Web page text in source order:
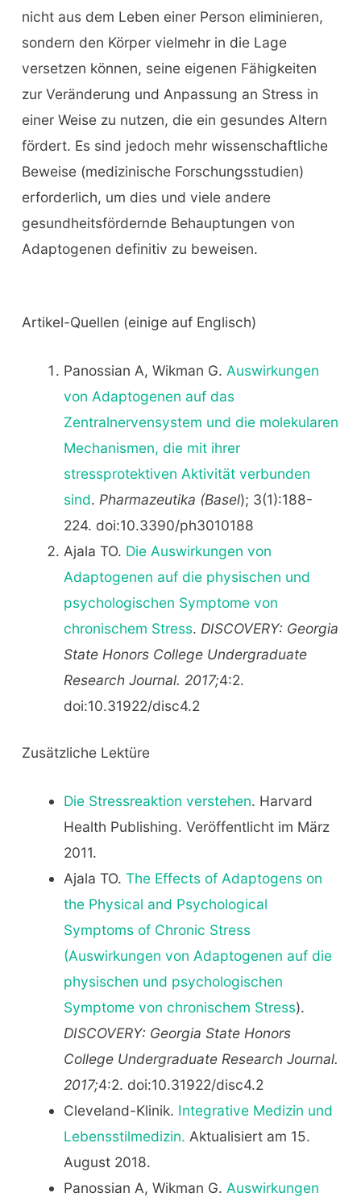
nicht aus dem Leben einer Person eliminieren,
sondern den Körper vielmehr in die Lage
versetzen können, seine eigenen Fähigkeiten
zur Veränderung und Anpassung an Stress in
einer Weise zu nutzen, die ein gesundes Altern
fördert. Es sind jedoch mehr wissenschaftliche
Beweise (medizinische Forschungsstudien)
erforderlich, um dies und viele andere
gesundheitsfördernde Behauptungen von
Adaptogenen definitiv zu beweisen.
Artikel-Quellen (einige auf Englisch)
Panossian A, Wikman G. Auswirkungen
von Adaptogenen auf das
Zentralnervensystem und die molekularen
Mechanismen, die mit ihrer
stressprotektiven Aktivität verbunden
sind. Pharmazeutika (Basel); 3(1):188-
224. doi:10.3390/ph3010188
Ajala TO. Die Auswirkungen von
Adaptogenen auf die physischen und
psychologischen Symptome von
chronischem Stress. DISCOVERY: Georgia
State Honors College Undergraduate
Research Journal. 2017;4:2.
doi:10.31922/disc4.2
Zusätzliche Lektüre
Die Stressreaktion verstehen. Harvard
Health Publishing. Veröffentlicht im März
2011.
Ajala TO. The Effects of Adaptogens on
the Physical and Psychological
Symptoms of Chronic Stress
(Auswirkungen von Adaptogenen auf die
physischen und psychologischen
Symptome von chronischem Stress).
DISCOVERY: Georgia State Honors
College Undergraduate Research Journal.
2017;4:2. doi:10.31922/disc4.2
Cleveland-Klinik. Integrative Medizin und
Lebensstilmedizin. Aktualisiert am 15.
August 2018.
Panossian A, Wikman G. Auswirkungen